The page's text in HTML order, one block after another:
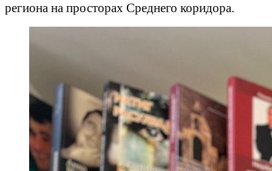
региона на просторах Среднего коридора.